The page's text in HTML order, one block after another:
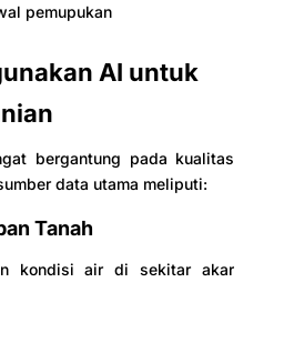
pemupukan
AI untuk
bergantung pada kualitas
data utama meliputi:
Tanah
kondisi air di sekitar akar